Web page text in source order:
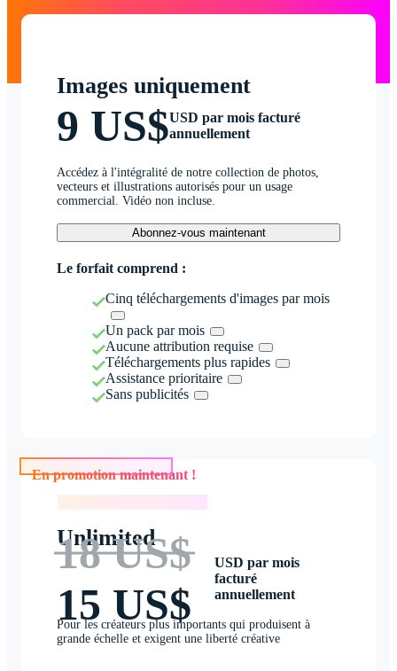
Images uniquement
9 US$USD par mois facturé
annuellement
Accédez à l'intégralité de notre collection de photos,
vecteurs et illustrations autorisés pour un usage
commercial. Vidéo non incluse.
Abonnez-vous maintenant
Le forfait comprend :
Cinq téléchargements d'images par mois
Un pack par mois
Aucune attribution requise
Téléchargements plus rapides
Assistance prioritaire
Sans publicités
En promotion maintenant !
Unlimited
18 US$
15 US$
USD par mois
facturé
annuellement
Pour les créateurs plus importants qui produisent à
grande échelle et exigent une liberté créative